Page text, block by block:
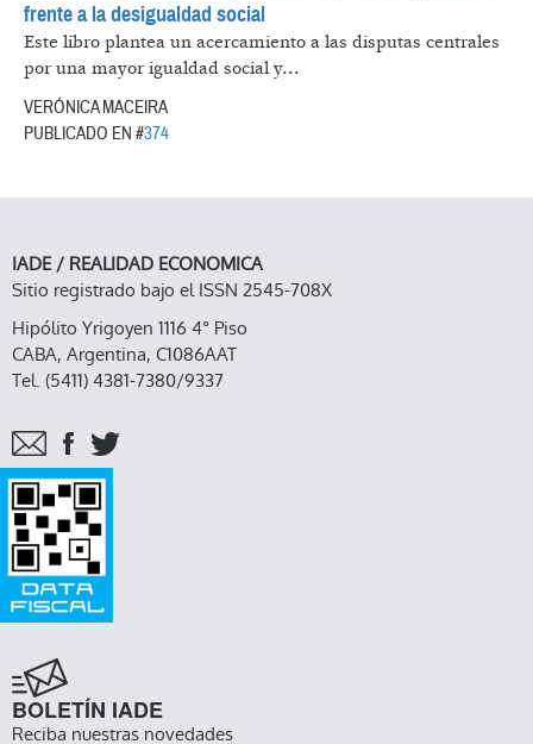
frente a la desigualdad social
Este libro plantea un acercamiento a las disputas centrales
por una mayor igualdad social y...
VERÓNICA MACEIRA
PUBLICADO EN #374
IADE / REALIDAD ECONOMICA
Sitio registrado bajo el ISSN 2545-708X
Hipólito Yrigoyen 1116 4° Piso
CABA, Argentina, C1086AAT
Tel. (5411) 4381-7380/9337
BOLETÍN IADE
Reciba nuestras novedades